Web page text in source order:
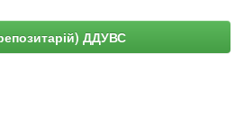
ДДУВС